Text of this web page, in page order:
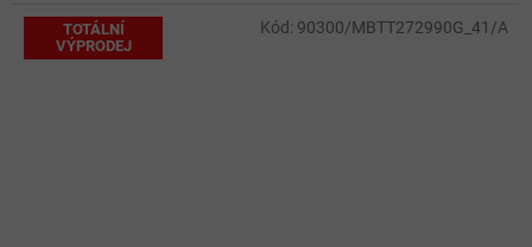
TOTÁLNÍ
VÝPRODEJ
Kód: 90300/MBTT272990G_41/A